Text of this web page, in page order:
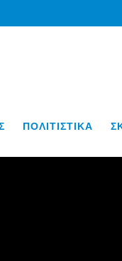
ΠΟΛΙΤΙΣΤΙΚΑ